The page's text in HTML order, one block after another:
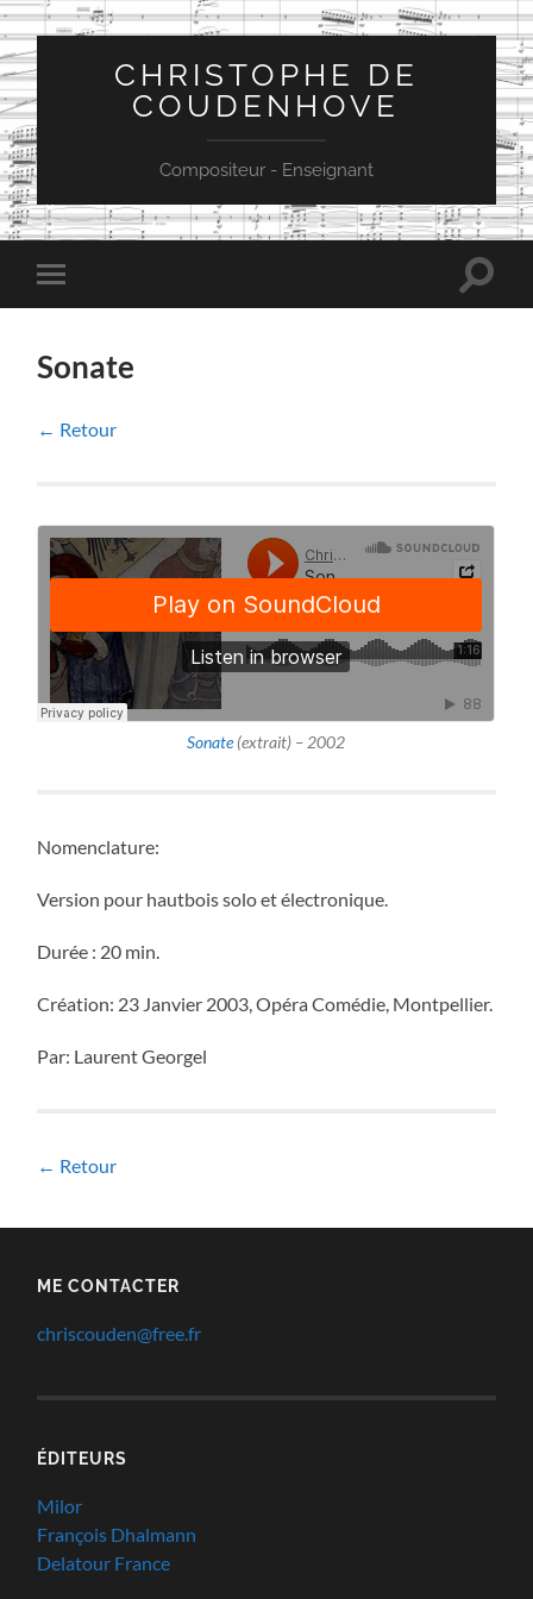
CHRISTOPHE DE
COUDENHOVE
Compositeur - Enseignant
Toggle
mobile
Toggle
Sonate
← Retour
Sonate(extrait) – 2002
Nomenclature:
Version pour hautbois solo et électronique.
Durée : 20 min.
Création: 23 Janvier 2003, Opéra Comédie, Montpellier.
Par: Laurent Georgel
← Retour
ME CONTACTER
chriscouden@free.fr
ÉDITEURS
Milor
François Dhalmann
Delatour France